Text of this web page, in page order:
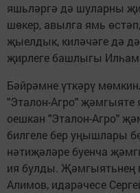
яшьләргә дә шуларны
шөкер, авылга ямь
җыелдык, киләчәге дә
җирлеге башлыгы Илһам
Бәйрәмне үткәрү
"Эталон-Агро" җәмгыяте
оешкан "Эталон-Агро"
билгеле бер уңышлары
нәтиҗәләре буенча
ия булды. Җәмгыятьнең
Алимов, идарәчесе